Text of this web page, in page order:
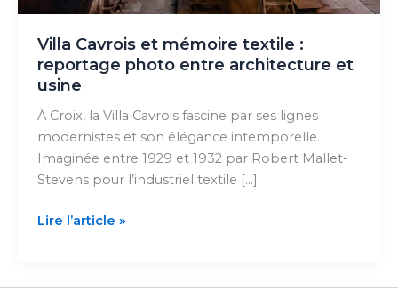
Villa Cavrois et mémoire textile :
reportage photo entre architecture et
usine
À Croix, la Villa Cavrois fascine par ses lignes
modernistes et son élégance intemporelle.
Imaginée entre 1929 et 1932 par Robert Mallet-
Stevens pour l’industriel textile […]
Villa
mémoire
Lire l’article »